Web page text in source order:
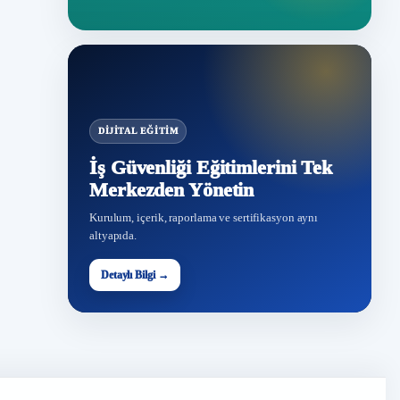
DIJITAL EĞITIM
İş Güvenliği Eğitimlerini Tek
Merkezden Yönetin
Kurulum, içerik, raporlama ve sertifikasyon aynı
altyapıda.
Detaylı Bilgi →